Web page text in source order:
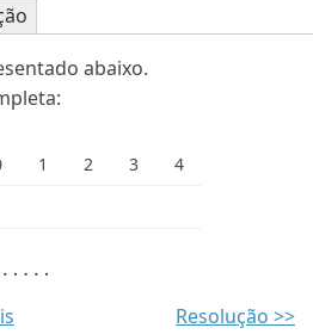
abaixo.
1 2 3 4
Resolução >>